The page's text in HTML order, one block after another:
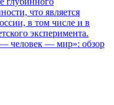
что является
в том числе и в
эксперимента.
человек — мир»: обзор